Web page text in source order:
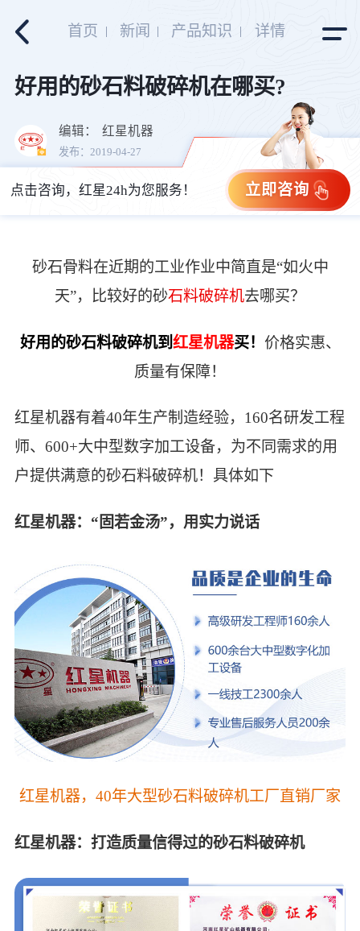
首页 新闻 产品知识 详情
好用的砂石料破碎机在哪买?
编辑： 红星机器
发布：2019-04-27
立即咨询
点击咨询，红星24h为您服务！
砂石骨料在近期的工业作业中简直是“如火中
天”，比较好的砂石料破碎机去哪买？
好用的砂石料破碎机到红星机器买！ 价格实惠、
质量有保障！
红星机器有着40年生产制造经验，160名研发工程
师、600+大中型数字加工设备，为不同需求的用
户提供满意的砂石料破碎机！具体如下
红星机器：“固若金汤”，用实力说话
红星机器，40年大型砂石料破碎机工厂直销厂家
红星机器：打造质量信得过的砂石料破碎机